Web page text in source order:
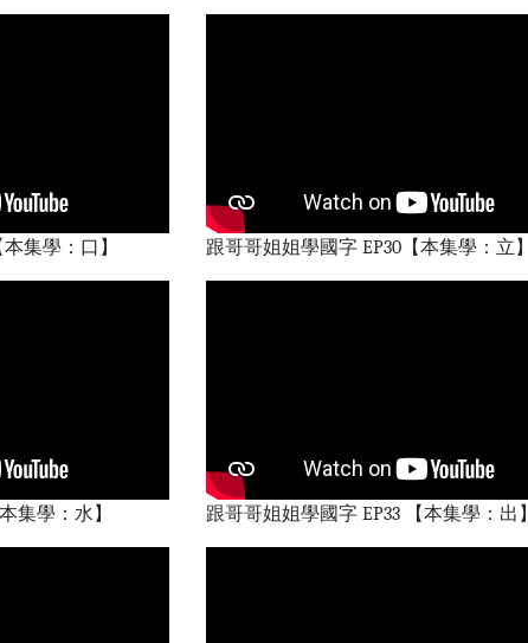
集學：口】 跟哥哥姐姐學國字 EP30【本集學：立】
集學：水】 跟哥哥姐姐學國字 EP33 【本集學：出】